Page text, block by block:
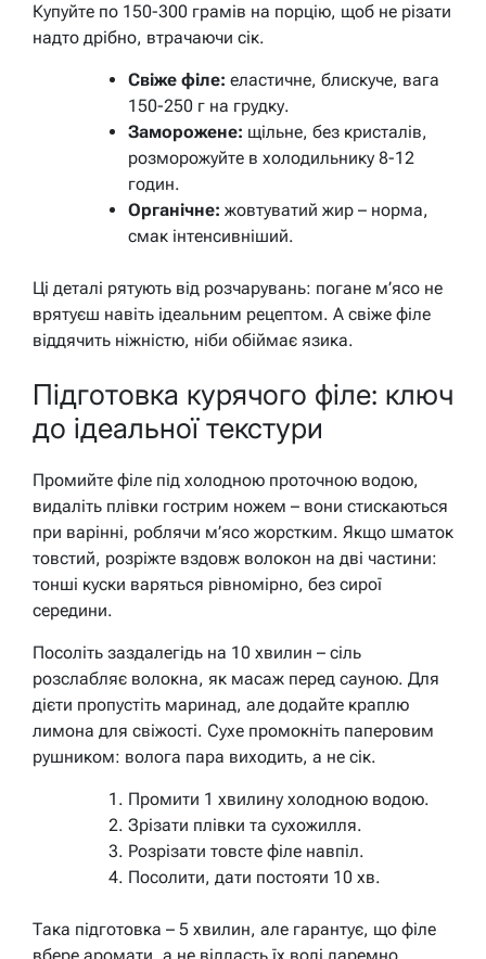
Купуйте по 150-300 грамів на порцію, щоб не різати
надто дрібно, втрачаючи сік.
Свіже філе: еластичне, блискуче, вага
150-250 г на грудку.
Заморожене: щільне, без кристалів,
розморожуйте в холодильнику 8-12
годин.
Органічне: жовтуватий жир – норма,
смак інтенсивніший.
Ці деталі рятують від розчарувань: погане м’ясо не
врятуєш навіть ідеальним рецептом. А свіже філе
віддячить ніжністю, ніби обіймає язика.
Підготовка курячого філе: ключ
до ідеальної текстури
Промийте філе під холодною проточною водою,
видаліть плівки гострим ножем – вони стискаються
при варінні, роблячи м’ясо жорстким. Якщо шматок
товстий, розріжте вздовж волокон на дві частини:
тонші куски варяться рівномірно, без сирої
середини.
Посоліть заздалегідь на 10 хвилин – сіль
розслабляє волокна, як масаж перед сауною. Для
дієти пропустіть маринад, але додайте краплю
лимона для свіжості. Сухе промокніть паперовим
рушником: волога пара виходить, а не сік.
Промити 1 хвилину холодною водою.
Зрізати плівки та сухожилля.
Розрізати товсте філе навпіл.
Посолити, дати постояти 10 хв.
Така підготовка – 5 хвилин, але гарантує, що філе